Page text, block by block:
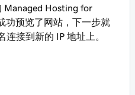
Managed Hosting for
功预览了网站，下一步就
连接到新的 IP 地址上。